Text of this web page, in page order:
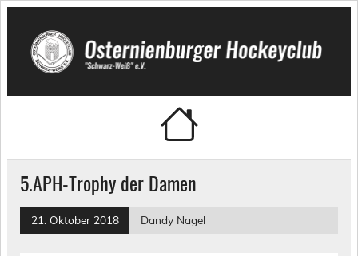
Skip
content
Osternienburger Hockeyclub
5.APH-Trophy der Damen
21. Oktober 2018 Dandy Nagel